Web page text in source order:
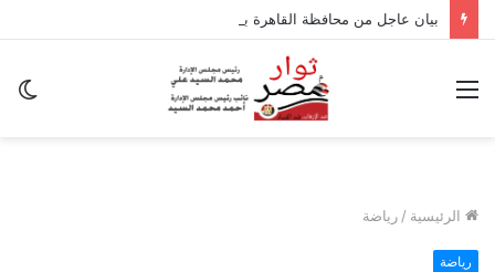
بيان عاجل من محافظة القاهرة بشأن تداعيات الزلزال
القائمة
الرئيسية / رياضة
رياضة